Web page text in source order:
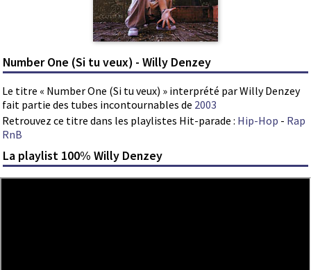
Number One (Si tu veux) - Willy Denzey
Le titre « Number One (Si tu veux) » interprété par Willy Denzey
fait partie des tubes incontournables de 2003
Retrouvez ce titre dans les playlistes Hit-parade : Hip-Hop - Rap
RnB
La playlist 100% Willy Denzey